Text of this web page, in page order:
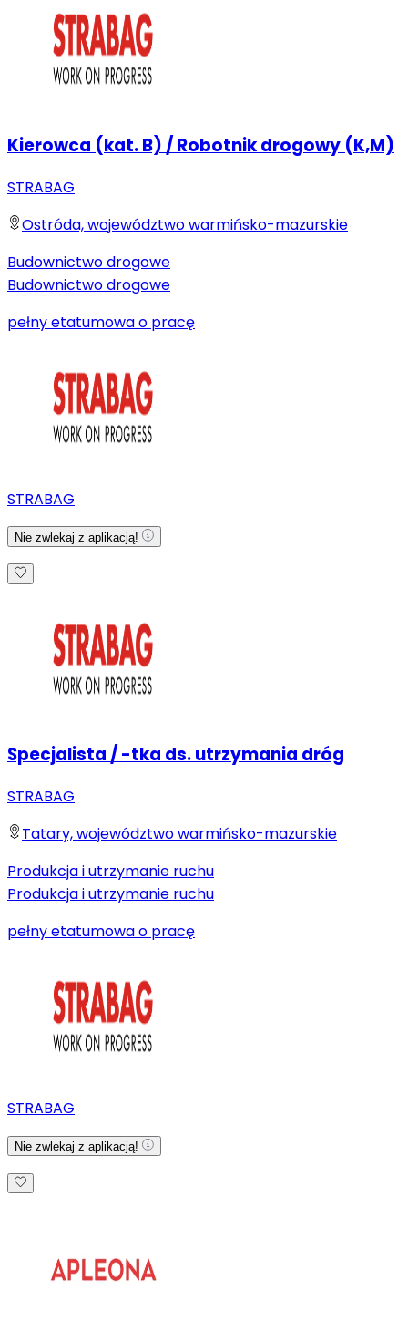
Kierowca (kat. B) / Robotnik drogowy (K,M)
STRABAG
Ostróda, województwo warmińsko-mazurskie
Budownictwo drogowe
Budownictwo drogowe
pełny etatumowa o pracę
STRABAG
Nie zwlekaj z aplikacją!
Specjalista / -tka ds. utrzymania dróg
STRABAG
Tatary, województwo warmińsko-mazurskie
Produkcja i utrzymanie ruchu
Produkcja i utrzymanie ruchu
pełny etatumowa o pracę
STRABAG
Nie zwlekaj z aplikacją!